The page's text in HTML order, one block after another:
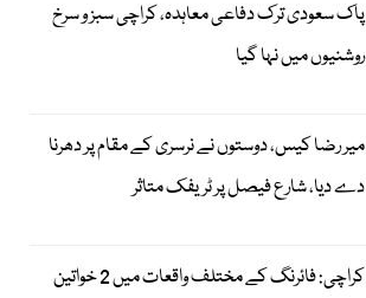
پاک سعودی ترک دفاعی معاہدہ، کراچی سبز و سرخ
روشنیوں میں نہا گیا
میر رضا کیس، دوستوں نے نرسری کے مقام پر دھرنا
دے دیا، شارع فیصل پر ٹریفک متاثر
کراچی: فائرنگ کے مختلف واقعات میں 2 خواتین